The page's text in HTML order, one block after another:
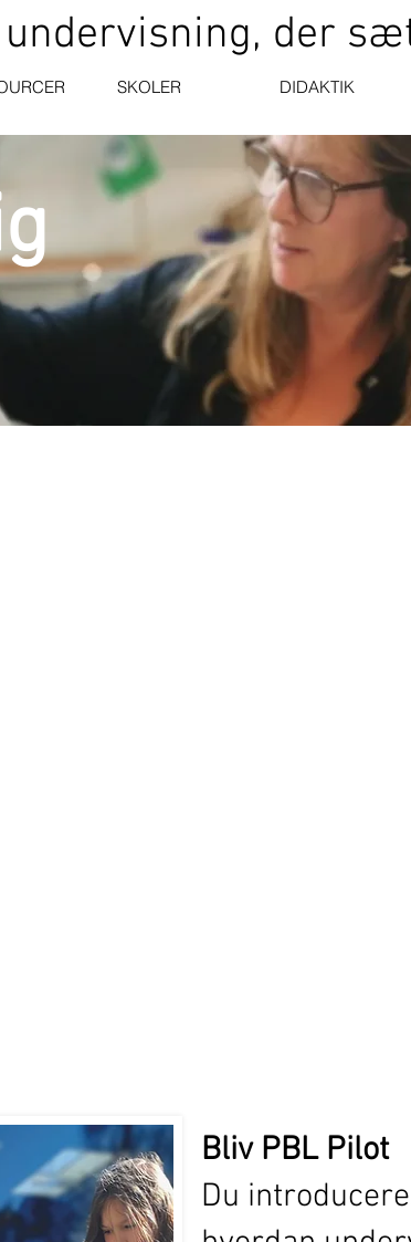
der
SKOLER DIDAKTIK
Bliv PBL Pilot
Du